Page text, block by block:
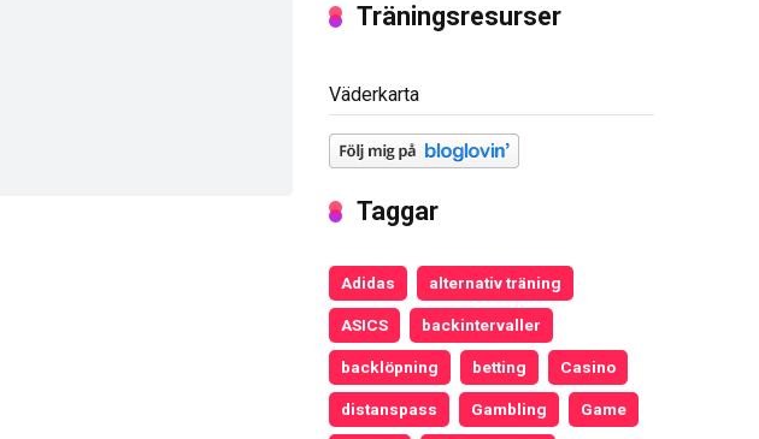
Träningsresurser
Väderkarta
Taggar
Adidas alternativ träning
ASICS backintervaller
backlöpning betting Casino
distanspass Gambling Game